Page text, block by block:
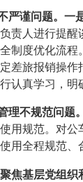
严谨问题。一
责人进行提醒
制度优化流程
差旅报销操作
认真学习，明
理不规范问题。
用规范。对
用全程规范、
焦基层党组织